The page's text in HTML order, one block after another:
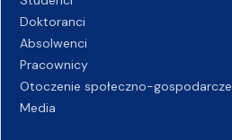
Doktoranci
Absolwenci
Pracownicy
Otoczenie społeczno-gospodarcze
Media